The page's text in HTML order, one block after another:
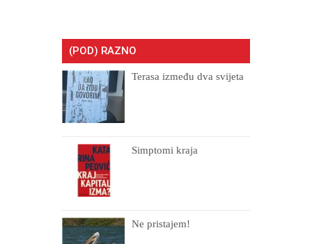
(POD) RAZNO
Terasa između dva svijeta
Simptomi kraja
Ne pristajem!